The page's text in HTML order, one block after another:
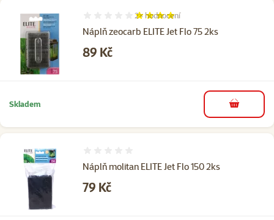
Náplň zeocarb ELITE Jet Flo 75 2ks
Hodnocení 80%, počet hodnocení: 2
2× hodnocení
Cena
89 Kč
Skladem do košíku
Náplň molitan ELITE Jet Flo 150 2ks
Cena
79 Kč